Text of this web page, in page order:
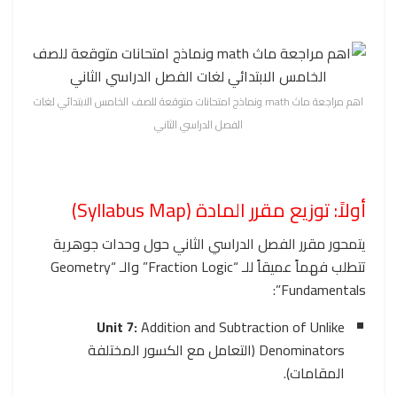
اهم مراجعة ماث math ونماذج امتحانات متوقعة للصف الخامس الابتدائي لغات
الفصل الدراسي الثاني
أولاً: توزيع مقرر المادة (Syllabus Map)
يتمحور مقرر الفصل الدراسي الثاني حول وحدات جوهرية
تتطلب فهماً عميقاً للـ “Fraction Logic” والـ “Geometry
Fundamentals”:
Unit 7:Addition and Subtraction of Unlike
Denominators (التعامل مع الكسور المختلفة
المقامات).